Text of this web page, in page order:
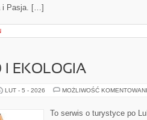
i Pasja. […]
I EKOLOGIA
LUT - 5 - 2026 MOŻLIWOŚĆ
To serwis o turystyce po